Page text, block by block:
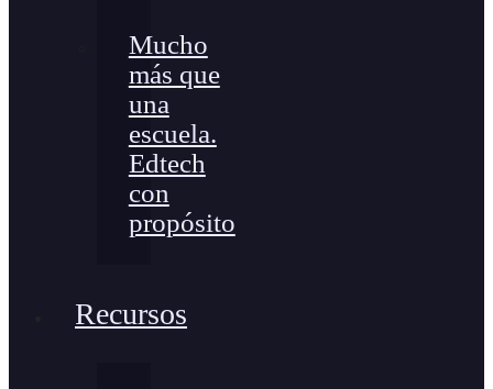
Mucho
más que
una
escuela.
Edtech
con
propósito
Recursos